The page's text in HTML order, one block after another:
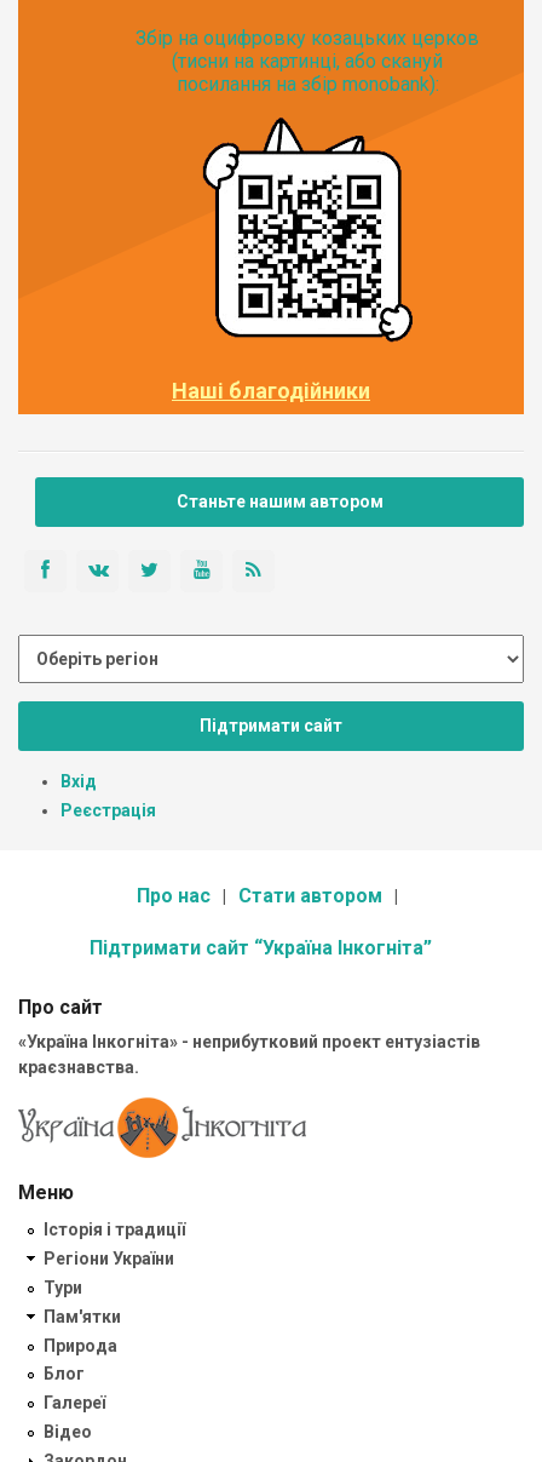
Збір на оцифровку козацьких церков
(тисни на картинці, або скануй
посилання на збір monobank):
Наші благодійники
Станьте нашим автором
Підтримати сайт
Вхід
Реєстрація
Про нас Стати автором
Підтримати сайт “Україна Інкогніта”
Про сайт
«Україна Інкогніта» - неприбутковий проект ентузіастів
краєзнавства.
Меню
Історія і традиції
Регіони України
Тури
Пам'ятки
Природа
Блог
Галереї
Відео